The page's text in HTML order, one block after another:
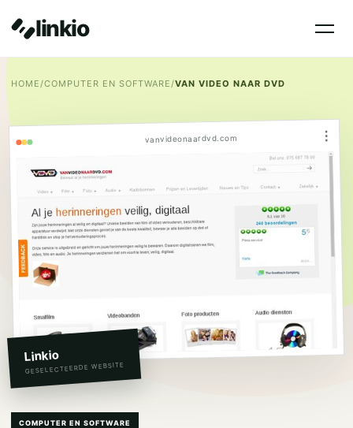
linkio
HOME/COMPUTER EN SOFTWARE/VAN VIDEO NAAR DVD
vanvideonaardvd.com ⋮
Linkio
GESELECTEERDE WEBSITE
COMPUTER EN SOFTWARE